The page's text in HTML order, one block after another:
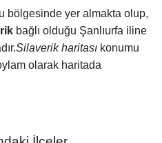
bölgesinde yer almakta olup,
bağlı olduğu Şanlıurfa iline
Silaverik haritası konumu
olarak haritada